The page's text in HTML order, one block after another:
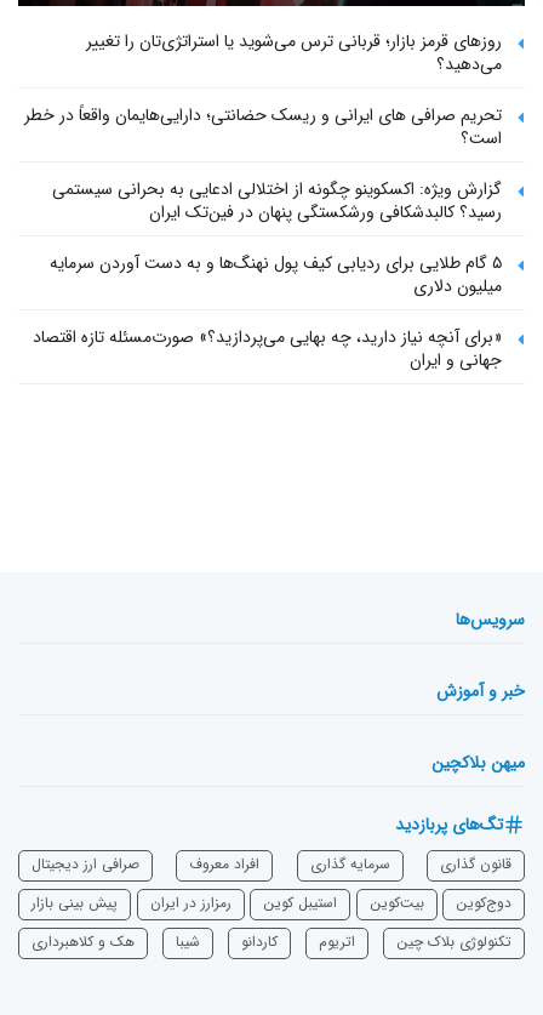
روزهای قرمز بازار؛ قربانی ترس می‌شوید یا استراتژی‌تان را تغییر
می‌دهید؟
تحریم صرافی های ایرانی و ریسک حضانتی؛ دارایی‌هایمان واقعاً در خطر
است؟
گزارش ویژه: اکسکوینو چگونه از اختلالی ادعایی به بحرانی سیستمی
رسید؟ کالبدشکافی ورشکستگی پنهان در فین‌تک ایران
۵ گام طلایی برای ردیابی کیف پول‌ نهنگ‌ها و به دست آوردن سرمایه
میلیون دلاری
«برای آنچه نیاز دارید، چه بهایی می‌پردازید؟» صورت‌مسئله تازه اقتصاد
جهانی و ایران
سرویس‌ها
خبر و آموزش
میهن بلاکچین
تگ‌های پربازدید
قانون گذاری سرمایه‌ گذاری افراد معروف
صرافی ارز دیجیتال
دوج‌کوین
بیت‌کوین استیبل کوین رمزارز در ایران
پیش بینی بازار
تکنولوژی بلاک چین
اتریوم ‌کاردانو شیبا هک و کلاهبرداری